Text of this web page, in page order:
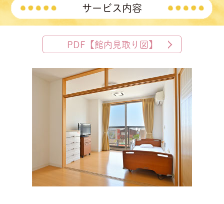
サービス内容
PDF【館内見取り図】